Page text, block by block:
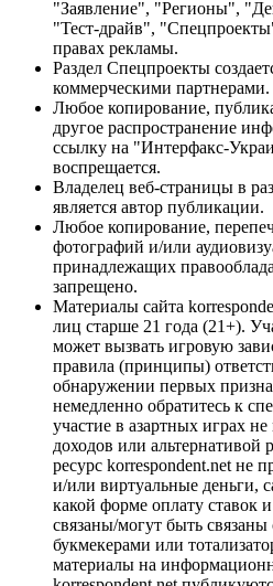
"Заявление", "Регионы",
"Тест-драйв",
правах рекламы.
Раздел Спецпроекты
коммерческими партнерами.
Любое копирование,
другое распространение
ссылку на "Интерфакс-
воспрещается.
Владелец веб-страницы в
является автор публикации.
Любое копирование,
фотографий и/или
принадлежащих
запрещено.
Материалы сайта
лиц старше 21 года (21+).
может вызвать игровую
правила (принципы)
обнаружении первых
немедленно обратитесь к
участие в азартных играх
доходов или
ресурс korrespondent.net не
и/или виртуальные деньги,
какой форме оплату ставок
связаны/могут быть
букмекерами или
материалы на